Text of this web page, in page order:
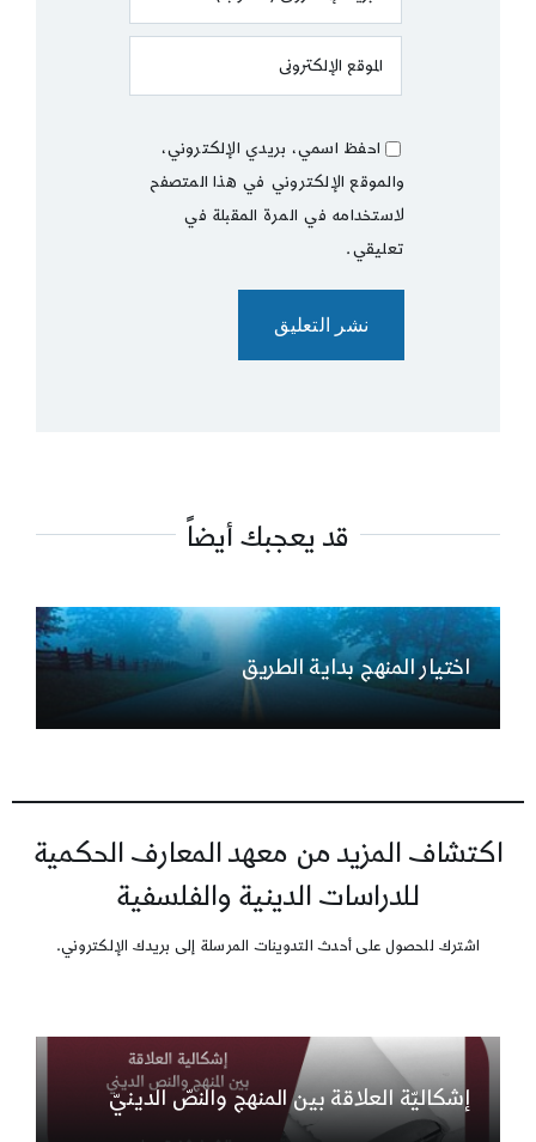
احفظ اسمي، بريدي الإلكتروني،
والموقع الإلكتروني في هذا المتصفح
لاستخدامه في المرة المقبلة في
تعليقي.
قد يعجبك أيضاً
اختيار المنهج بداية الطريق
اكتشاف المزيد من معهد المعارف الحكمية
للدراسات الدينية والفلسفية
اشترك للحصول على أحدث التدوينات المرسلة إلى بريدك الإلكتروني.
إشكاليّة العلاقة بين المنهج والنصّ الدينيّ